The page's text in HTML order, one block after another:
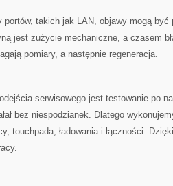
takich jak LAN, objawy mogą być
jest zużycie mechaniczne, a czasem
pomiary, a następnie regeneracja.
serwisowego jest testowanie po
bez niespodzianek. Dlatego
touchpada, ładowania i łączności.